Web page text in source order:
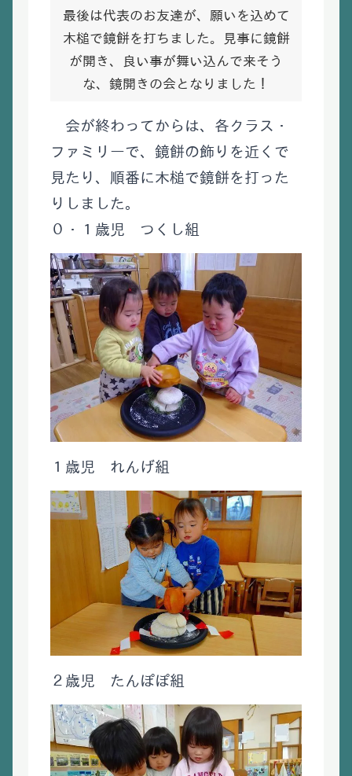
最後は代表のお友達が、願いを込めて
木槌で鏡餅を打ちました。見事に鏡餅
が開き、良い事が舞い込んで来そう
な、鏡開きの会となりました！
会が終わってからは、各クラス・
ファミリーで、鏡餅の飾りを近くで
見たり、順番に木槌で鏡餅を打った
りしました。
０・１歳児 つくし組
１歳児 れんげ組
２歳児 たんぽぽ組